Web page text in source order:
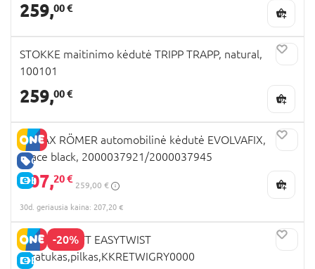
259,00 €
STOKKE maitinimo kėdutė TRIPP TRAPP, natural,
100101
259,00 €
GERA KAINA
E-KAINA
BRITAX RÖMER automobilinė kėdutė EVOLVAFIX,
space black, 2000037921/2000037945
207,20 €
259,00 €
30d. geriausia kaina: 207,20 €
-20%
E-KAINA
KINDERKRAFT EASYTWIST
triratukas,pilkas,KKRETWIGRY0000